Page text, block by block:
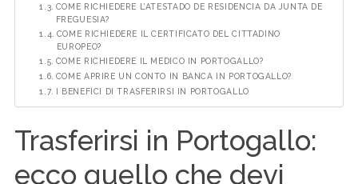
COME RICHIEDERE L’ATESTADO DE RESIDENCIA DA JUNTA DE
FREGUESIA?
COME RICHIEDERE IL CERTIFICATO DEL CITTADINO
EUROPEO?
COME RICHIEDERE IL MEDICO IN PORTOGALLO?
COME APRIRE UN CONTO IN BANCA IN PORTOGALLO?
I BENEFICI DI TRASFERIRSI IN PORTOGALLO
Trasferirsi in Portogallo:
ecco quello che devi